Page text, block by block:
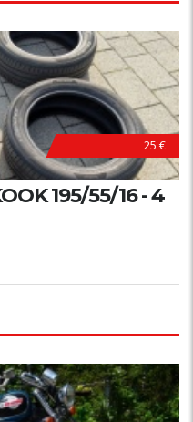
PRILIKA !
25 €
195/55/16 - 4
PRILIKA !